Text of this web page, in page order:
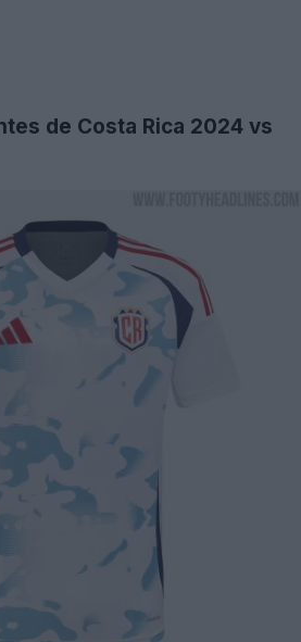
de Costa Rica 2024 vs